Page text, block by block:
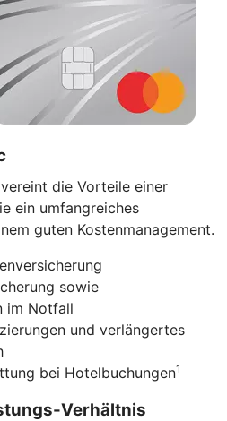
die Vorteile einer
ein umfangreiches
guten Kostenmanagement.
sowie
im Notfall
und verlängertes
bei Hotelbuchungen1
Verhältnis